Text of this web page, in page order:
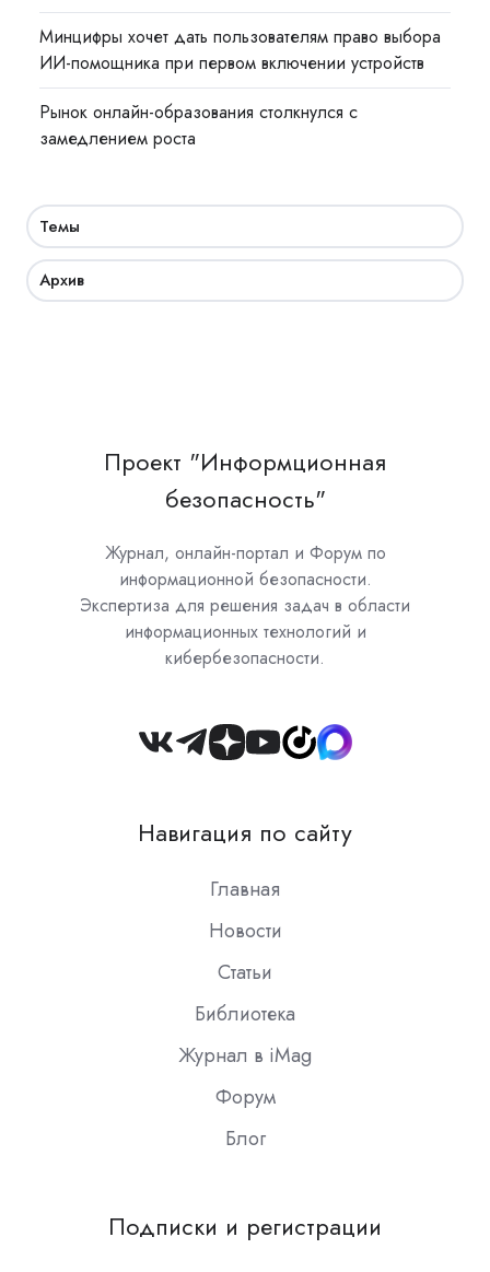
Минцифры хочет дать пользователям право выбора
ИИ-помощника при первом включении устройств
Рынок онлайн-образования столкнулся с
замедлением роста
Темы
Архив
Проект "Информционная
безопасность"
Журнал, онлайн-портал и Форум по
информационной безопасности.
Экспертиза для решения задач в области
информационных технологий и
кибербезопасности.
Join
Slack
Навигация по сайту
Главная
Новости
Статьи
Библиотека
Журнал в iMag
Форум
Блог
Подписки и регистрации